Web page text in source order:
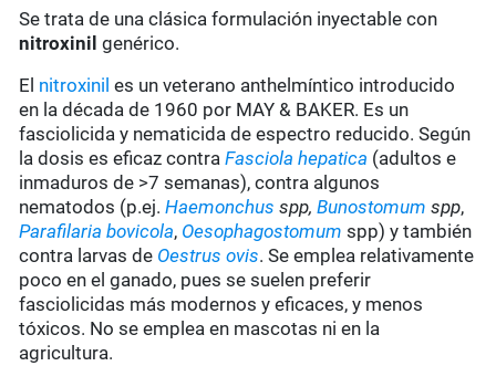
Se trata de una clásica formulación inyectable con
nitroxinil genérico.
El nitroxinil es un veterano anthelmíntico introducido
en la década de 1960 por MAY & BAKER. Es un
fasciolicida y nematicida de espectro reducido. Según
la dosis es eficaz contraFasciola hepatica (adultos e
inmaduros de >7 semanas), contra algunos
nematodos (p.ej.Haemonchus spp,Bunostomum spp,
Parafilaria bovicola, Oesophagostomum spp) y también
contra larvas de Oestrus ovis. Se emplea relativamente
poco en el ganado, pues se suelen preferir
fasciolicidas más modernos y eficaces, y menos
tóxicos. No se emplea en mascotas ni en la
agricultura.